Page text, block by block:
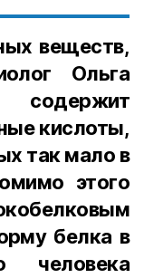
веществ,
Ольга
кислоты,
так мало в
этого
белка в
человека